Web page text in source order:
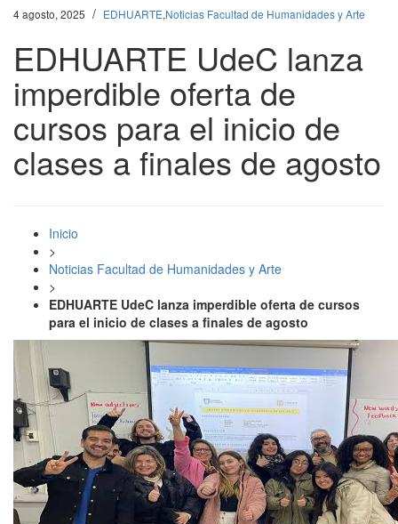
4 agosto, 2025 / EDHUARTE,Noticias Facultad de Humanidades y Arte
EDHUARTE UdeC lanza
imperdible oferta de
cursos para el inicio de
clases a finales de agosto
Inicio
>
Noticias Facultad de Humanidades y Arte
>
EDHUARTE UdeC lanza imperdible oferta de cursos
para el inicio de clases a finales de agosto